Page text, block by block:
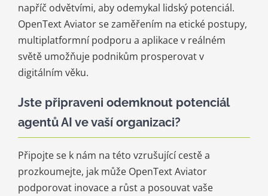
napříč odvětvími, aby odemykal lidský potenciál.
OpenText Aviator se zaměřením na etické postupy,
multiplatformní podporu a aplikace v reálném
světě umožňuje podnikům prosperovat v
digitálním věku.
Jste připraveni odemknout potenciál
agentů AI ve vaší organizaci?
Připojte se k nám na této vzrušující cestě a
prozkoumejte, jak může OpenText Aviator
podporovat inovace a růst a posouvat vaše